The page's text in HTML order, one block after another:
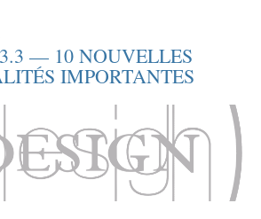
— 10 NOUVELLES
IMPORTANTES